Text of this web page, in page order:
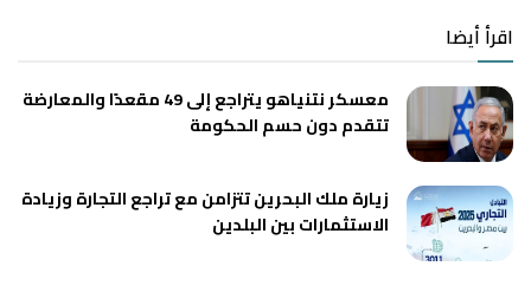
اقرأ أيضا
معسكر نتنياهو يتراجع إلى 49 مقعدًا والمعارضة
تتقدم دون حسم الحكومة
زيارة ملك البحرين تتزامن مع تراجع التجارة وزيادة
الاستثمارات بين البلدين